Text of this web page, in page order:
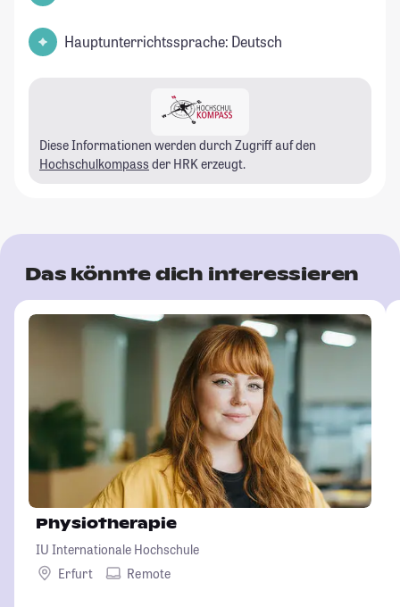
Hauptunterrichtssprache: Deutsch
Diese Informationen werden durch Zugriff auf den
Hochschulkompass der HRK erzeugt.
Das könnte dich interessieren
Physiotherapie
IU Internationale Hochschule
Erfurt
Remote